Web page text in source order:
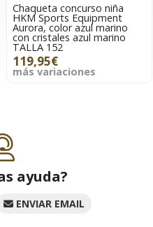
Chaqueta concurso niña
HKM Sports Equipment
Aurora, color azul marino
con cristales azul marino
TALLA 152
119,95€
más variaciones
ayuda?
ENVIAR EMAIL